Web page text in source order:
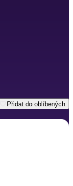
Přidat do oblíbených